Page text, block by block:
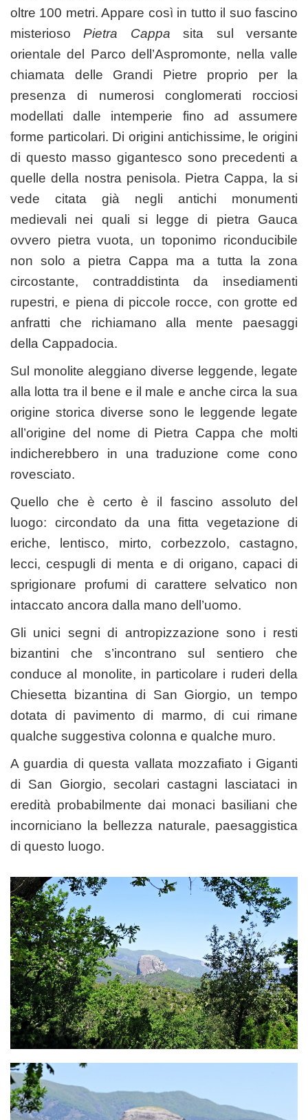
oltre 100 metri. Appare così in tutto il suo fascino
misteriosoPietra Cappasita sul versante
orientale del Parco dell’Aspromonte, nella valle
chiamata delle Grandi Pietre proprio per la
presenza di numerosi conglomerati rocciosi
modellati dalle intemperie fino ad assumere
forme particolari. Di origini antichissime, le origini
di questo masso gigantesco sono precedenti a
quelle della nostra penisola. Pietra Cappa, la si
vede citata già negli antichi monumenti
medievali nei quali si legge di pietra Gauca
ovvero pietra vuota, un toponimo riconducibile
non solo a pietra Cappa ma a tutta la zona
circostante, contraddistinta da insediamenti
rupestri, e piena di piccole rocce, con grotte ed
anfratti che richiamano alla mente paesaggi
della Cappadocia.
Sul monolite aleggiano diverse leggende, legate
alla lotta tra il bene e il male e anche circa la sua
origine storica diverse sono le leggende legate
all’origine del nome di Pietra Cappa che molti
indicherebbero in una traduzione come cono
rovesciato.
Quello che è certo è il fascino assoluto del
luogo: circondato da una fitta vegetazione di
eriche, lentisco, mirto, corbezzolo, castagno,
lecci, cespugli di menta e di origano, capaci di
sprigionare profumi di carattere selvatico non
intaccato ancora dalla mano dell’uomo.
Gli unici segni di antropizzazione sono i resti
bizantini che s’incontrano sul sentiero che
conduce al monolite, in particolare i ruderi della
Chiesetta bizantina di San Giorgio, un tempo
dotata di pavimento di marmo, di cui rimane
qualche suggestiva colonna e qualche muro.
A guardia di questa vallata mozzafiato i Giganti
di San Giorgio, secolari castagni lasciataci in
eredità probabilmente dai monaci basiliani che
incorniciano la bellezza naturale, paesaggistica
di questo luogo.